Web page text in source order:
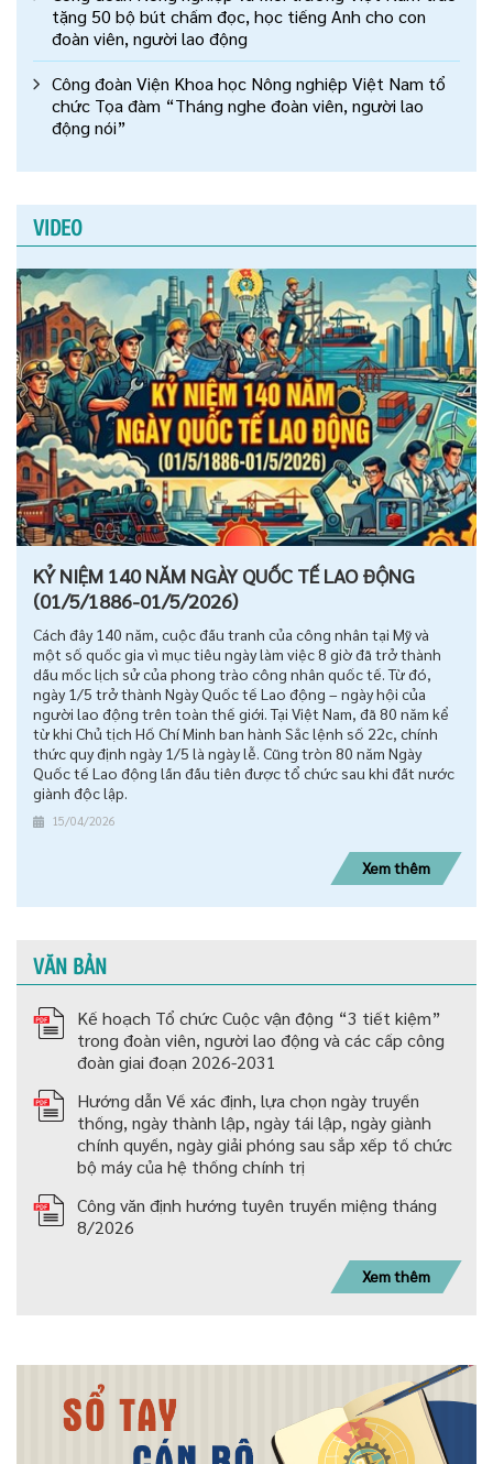
tặng 50 bộ bút chấm đọc, học tiếng Anh cho con
đoàn viên, người lao động
Công đoàn Viện Khoa học Nông nghiệp Việt Nam tổ
chức Tọa đàm “Tháng nghe đoàn viên, người lao
động nói”
VIDEO
KỶ NIỆM 140 NĂM NGÀY QUỐC TẾ LAO ĐỘNG
(01/5/1886-01/5/2026)
Cách đây 140 năm, cuộc đấu tranh của công nhân tại Mỹ và
một số quốc gia vì mục tiêu ngày làm việc 8 giờ đã trở thành
dấu mốc lịch sử của phong trào công nhân quốc tế. Từ đó,
ngày 1/5 trở thành Ngày Quốc tế Lao động – ngày hội của
người lao động trên toàn thế giới. Tại Việt Nam, đã 80 năm kể
từ khi Chủ tịch Hồ Chí Minh ban hành Sắc lệnh số 22c, chính
thức quy định ngày 1/5 là ngày lễ. Cũng tròn 80 năm Ngày
Quốc tế Lao động lần đầu tiên được tổ chức sau khi đất nước
giành độc lập.
15/04/2026
Xem thêm
VĂN BẢN
Kế hoạch Tổ chức Cuộc vận động “3 tiết kiệm”
trong đoàn viên, người lao động và các cấp công
đoàn giai đoạn 2026-2031
Hướng dẫn Về xác định, lựa chọn ngày truyền
thống, ngày thành lập, ngày tái lập, ngày giành
chính quyền, ngày giải phóng sau sắp xếp tố chức
bộ máy của hệ thống chính trị
Công văn định hướng tuyên truyền miệng tháng
8/2026
Xem thêm